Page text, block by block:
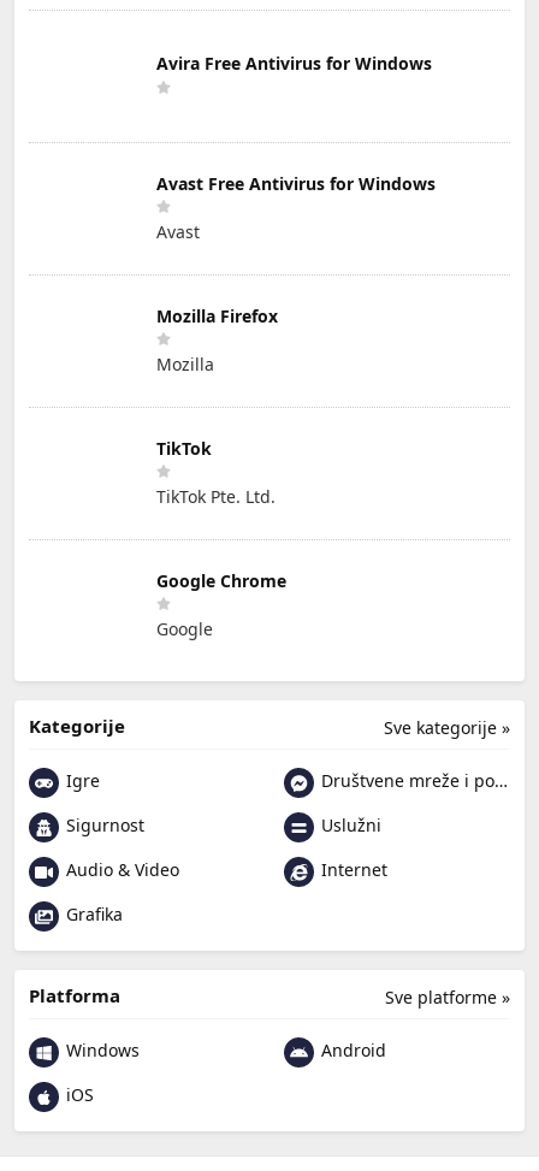
Avira Free Antivirus for Windows
Avast Free Antivirus for Windows
Avast
Mozilla Firefox
Mozilla
TikTok
TikTok Pte. Ltd.
Google Chrome
Google
Sve kategorije »
Kategorije
Igre
Društvene mreže i poruke
Sigurnost
Uslužni
Audio & Video
Internet
Grafika
Sve platforme »
Platforma
Windows
Android
iOS